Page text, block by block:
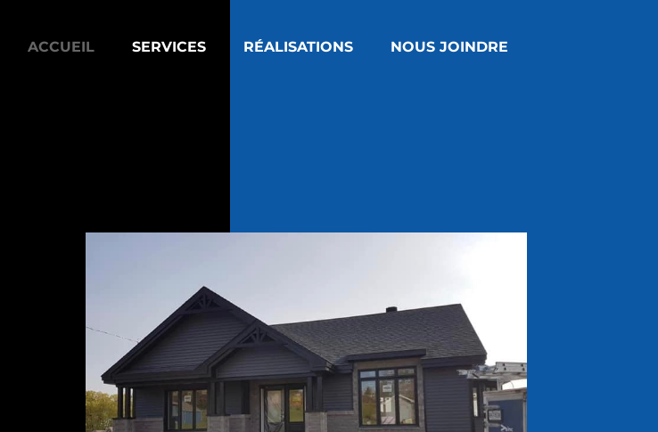
ACCUEIL SERVICES RÉALISATIONS NOUS JOINDRE